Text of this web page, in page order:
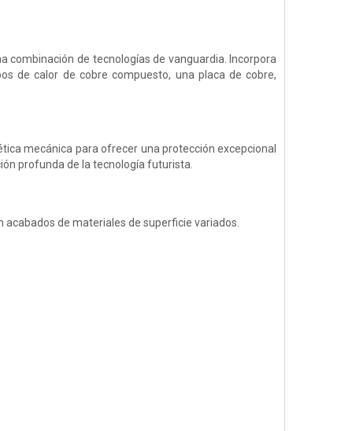
combinación de tecnologías de vanguardia. Incorpora
de calor de cobre compuesto, una placa de cobre,
mecánica para ofrecer una protección excepcional
profunda de la tecnología futurista.
de materiales de superficie variados.